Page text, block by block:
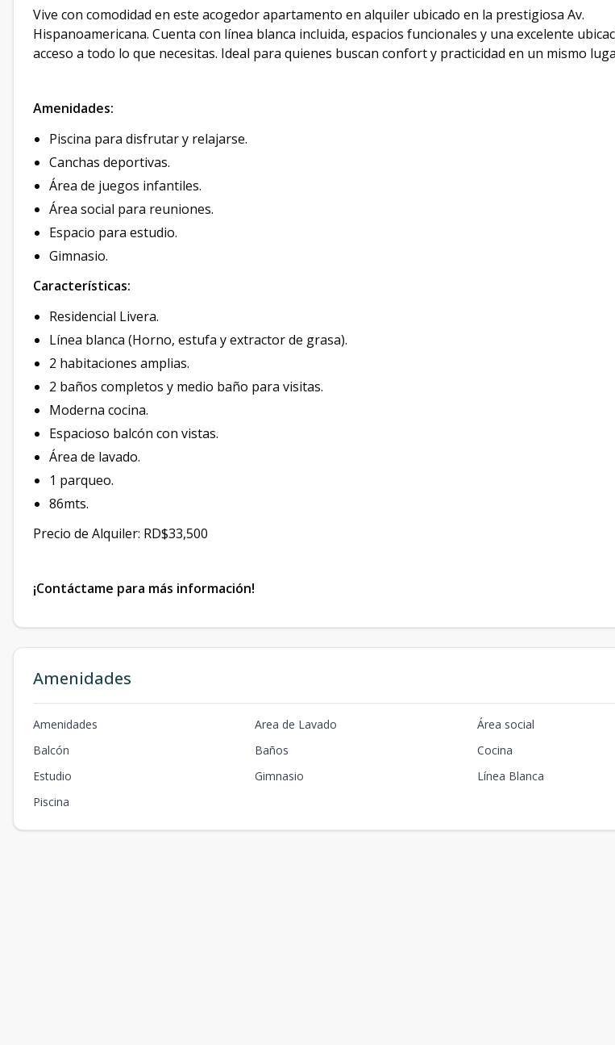
Vive con comodidad en este acogedor apartamento en alquiler ubicado en la prestigiosa Av.
Hispanoamericana. Cuenta con línea blanca incluida, espacios funcionales y una excelente
acceso a todo lo que necesitas. Ideal para quienes buscan confort y practicidad en un mismo
Amenidades:
Piscina para disfrutar y relajarse.
Canchas deportivas.
Área de juegos infantiles.
Área social para reuniones.
Espacio para estudio.
Gimnasio.
Características:
Residencial Livera.
Línea blanca (Horno, estufa y extractor de grasa).
2 habitaciones amplias.
2 baños completos y medio baño para visitas.
Moderna cocina.
Espacioso balcón con vistas.
Área de lavado.
1 parqueo.
86mts.
Precio de Alquiler: RD$33,500
¡Contáctame para más información!
Amenidades
Amenidades Area de Lavado
Área social
Balcón
Baños
Cocina
Estudio
Gimnasio
Línea Blanca
Piscina